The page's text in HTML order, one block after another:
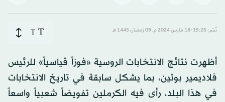
نُشر: 15:26-18 مارس 2024 م ـ 09 رَمضان 1445 هـ T
T
أظهرت نتائج الانتخابات الروسية «فوزاً قياسياً» للرئيس
فلاديمير بوتين، بما يشكل سابقة في تاريخ الانتخابات
في هذا البلد، رأى فيه الكرملين تفويضاً شعبياً واسعاً